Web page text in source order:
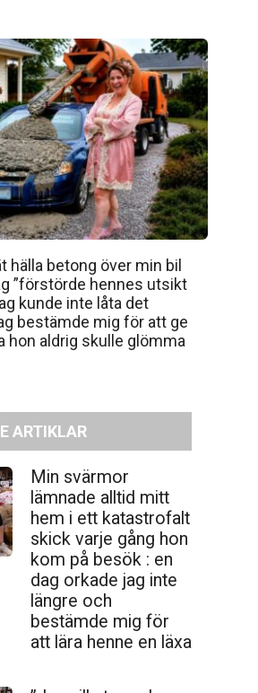
hälla betong över min bil
”förstörde hennes utsikt
kunde inte låta det
bestämde mig för att ge
hon aldrig skulle glömma
ARTIKLAR
Min svärmor
lämnade alltid mitt
hem i ett katastrofalt
skick varje gång hon
kom på besök : en
dag orkade jag inte
längre och
bestämde mig för
att lära henne en läxa